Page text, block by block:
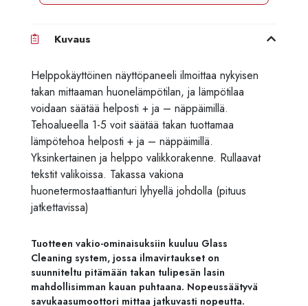
Kuvaus
Helppokäyttöinen näyttöpaneeli ilmoittaa nykyisen
takan mittaaman huonelämpötilan, ja lämpötilaa
voidaan säätää helposti + ja – näppäimillä.
Tehoalueella 1-5 voit säätää takan tuottamaa
lämpötehoa helposti + ja – näppäimillä.
Yksinkertainen ja helppo valikkorakenne. Rullaavat
tekstit valikoissa. Takassa vakiona
huonetermostaattianturi lyhyellä johdolla (pituus
jatkettavissa)
Tuotteen vakio-ominaisuksiin kuuluu Glass
Cleaning system, jossa ilmavirtaukset on
suunniteltu pitämään takan tulipesän lasin
mahdollisimman kauan puhtaana. Nopeussäätyvä
savukaasumoottori mittaa jatkuvasti nopeutta.